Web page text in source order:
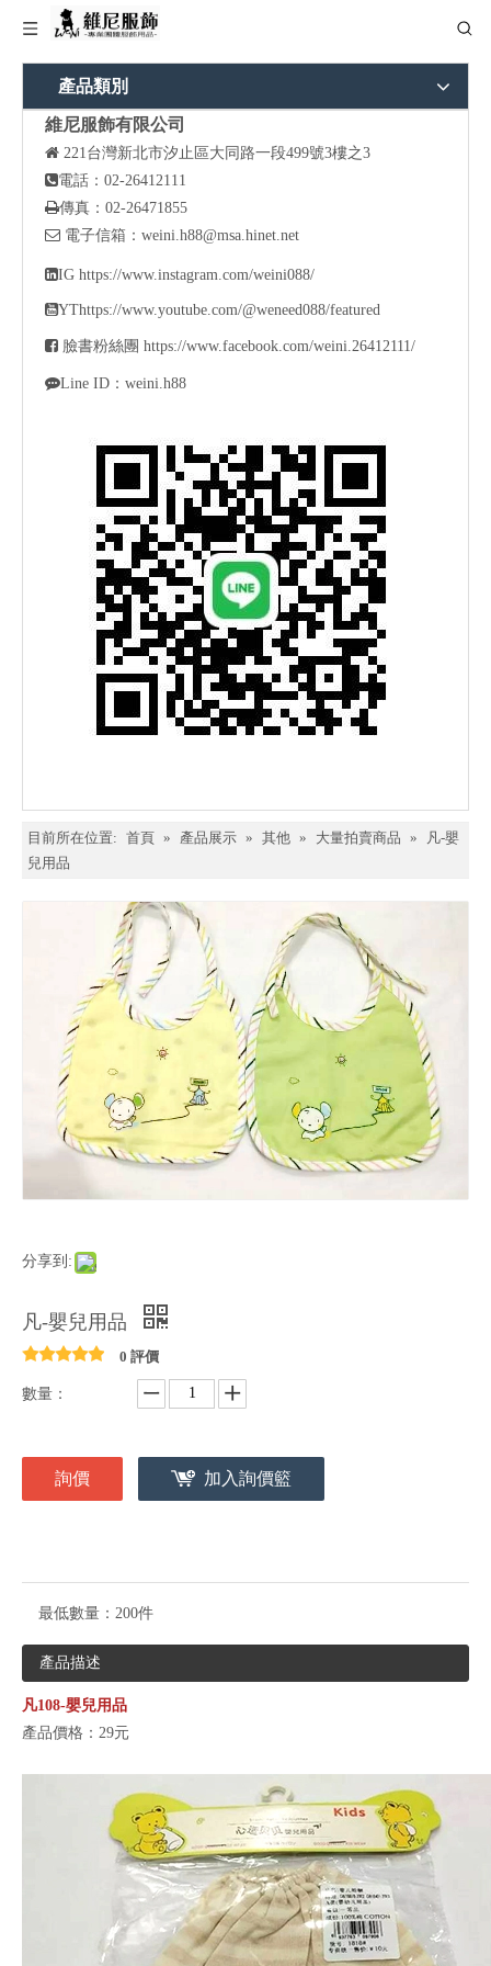
產品類別
維尼服飾有限公司
 221台灣新北市汐止區大同路一段499號3樓之3
電話：02-26412111
傳真：02-26471855
 電子信箱： weini.h88@msa.hinet.net
IG https://www.instagram.com/weini088/
YThttps://www.youtube.com/@weneed088/featured
 臉書粉絲團 https://www.facebook.com/weini.26412111/
Line ID：weini.h88
目前所在位置: 首頁 » 產品展示 » 其他 » 大量拍賣商品 »
凡-嬰
兒用品
分享到:
凡-嬰兒用品
0 評價
數量：
詢價 加入詢價籃
最低數量： 200件
產品描述
凡108-嬰兒用品
產品價格：29元